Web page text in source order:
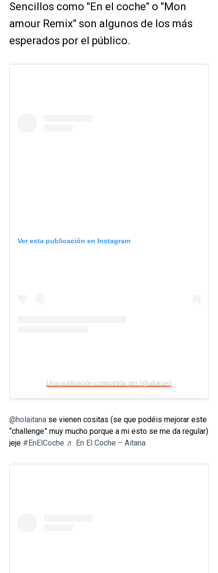
Sencillos como "En el coche" o "Mon
amour Remix" son algunos de los más
esperados por el público.
Ver esta publicación en Instagram
Una publicación compartida por (@aitanax)
@holaitanase vienen cositas (se que podéis mejorar este
“challenge” muy mucho porque a mi esto se me da regular)
jeje #EnElCoche ♬ En El Coche – Aitana